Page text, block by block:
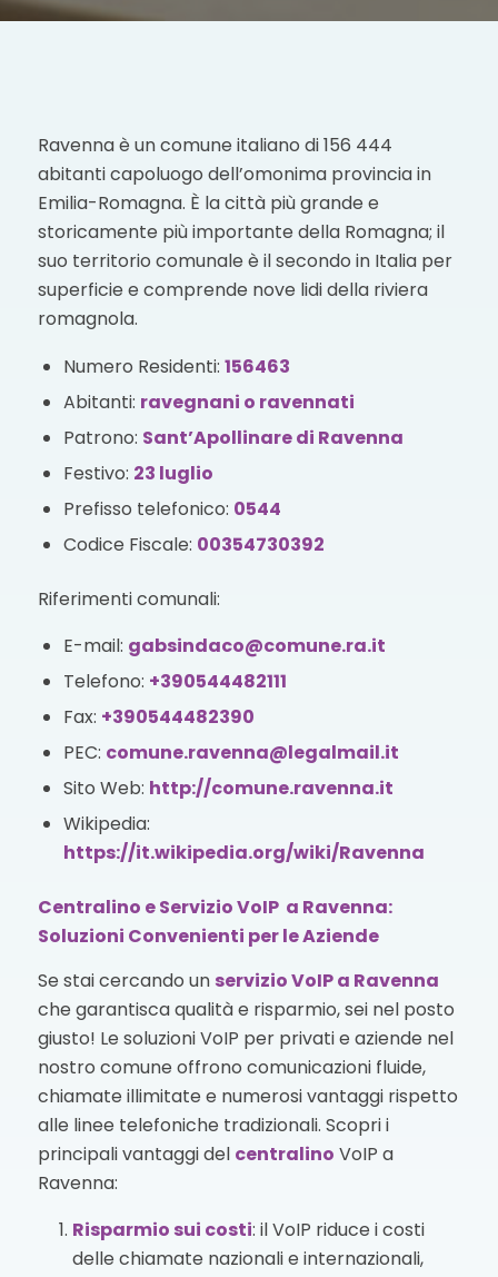
Ravenna è un comune italiano di 156 444
abitanti capoluogo dell’omonima provincia in
Emilia-Romagna. È la città più grande e
storicamente più importante della Romagna; il
suo territorio comunale è il secondo in Italia per
superficie e comprende nove lidi della riviera
romagnola.
Numero Residenti: 156463
Abitanti: ravegnani o ravennati
Patrono: Sant’Apollinare di Ravenna
Festivo: 23 luglio
Prefisso telefonico: 0544
Codice Fiscale: 00354730392
Riferimenti comunali:
E-mail: gabsindaco@comune.ra.it
Telefono: +390544482111
Fax: +390544482390
PEC: comune.ravenna@legalmail.it
Sito Web: http://comune.ravenna.it
Wikipedia:
https://it.wikipedia.org/wiki/Ravenna
Centralino e Servizio VoIP a Ravenna:
Soluzioni Convenienti per le Aziende
Se stai cercando un servizio VoIPa Ravenna
che garantisca qualità e risparmio, sei nel posto
giusto! Le soluzioni VoIP per privati e aziende nel
nostro comune offrono comunicazioni fluide,
chiamate illimitate e numerosi vantaggi rispetto
alle linee telefoniche tradizionali. Scopri i
principali vantaggi del centralino VoIP a
Ravenna:
Risparmio sui costi: il VoIP riduce i costi
delle chiamate nazionali e internazionali,